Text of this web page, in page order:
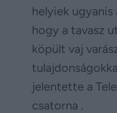
helyiek ugyanis
hogy a tavasz
köpült vaj
jelentette a
csatorna .